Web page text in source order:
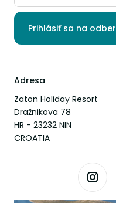
Prihlásiť sa na odber
Adresa
Zaton Holiday Resort
Dražnikova 78
HR - 23232 NIN
CROATIA